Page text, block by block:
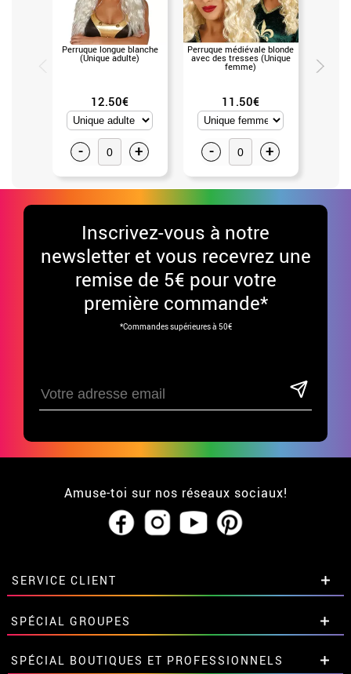
Perruque longue blanche
(Unique adulte)
12.50€
- +
Perruque médiévale blonde
avec des tresses (Unique
femme)
11.50€
- +
Inscrivez-vous à notre
newsletter et vous recevrez une
remise de 5€ pour votre
première commande*
*Commandes supérieures à 50€
Amuse-toi sur nos réseaux sociaux!
SERVICE CLIENT
• Qui sommes-nous?
• CGV
• Mentions légaleset Proteccion des données
SPÉCIAL GROUPES
Remises spéciales pour groupes et
SPÉCIAL BOUTIQUES ET PROFESSIONNELS